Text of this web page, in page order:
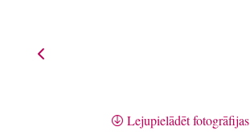
Lejupielādēt fotogrāfijas